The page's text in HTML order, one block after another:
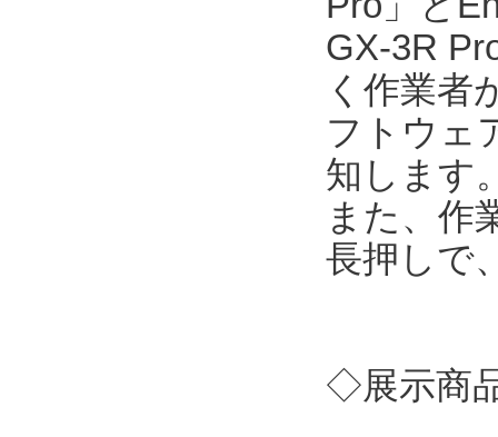
GX-3R
く作業者
フトウェ
知します
また、作
長押しで
◇展示商